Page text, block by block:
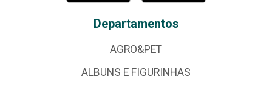
Departamentos
AGRO&PET
ALBUNS E FIGURINHAS